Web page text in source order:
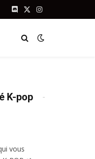
Discord
X
Instagram
K-pop
vous